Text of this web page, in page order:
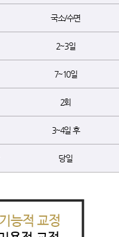
국소/수면
2~3일
7~10일
2회
3~4일 후
당일